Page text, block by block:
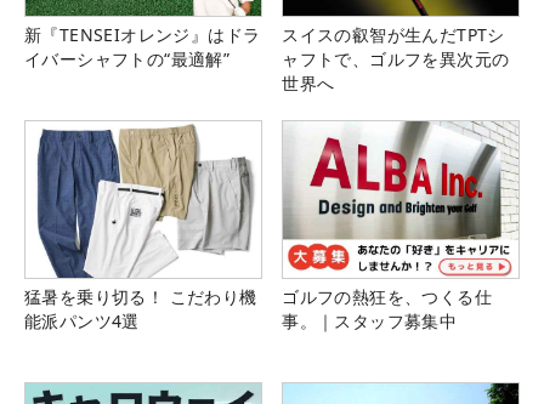
新『TENSEIオレンジ』はドラ
イバーシャフトの“最適解”
スイスの叡智が生んだTPTシ
ャフトで、ゴルフを異次元の
世界へ
猛暑を乗り切る！ こだわり機
能派パンツ4選
ゴルフの熱狂を、つくる仕
事。｜スタッフ募集中